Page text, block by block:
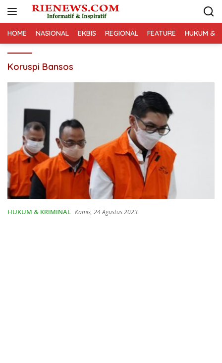
HOME NASIONAL EKBIS REGIONAL FEATURE HUKUM &
Koruspi Bansos
HUKUM & KRIMINAL Kamis, 24 Agustus 2023